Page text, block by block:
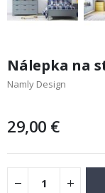
začiatok
galérie
Nálepka na
Namly Design
29,00 €